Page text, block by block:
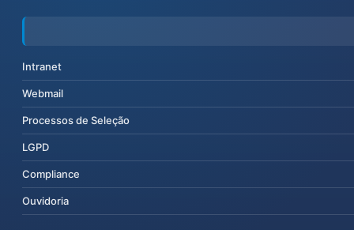
Intranet
Webmail
Processos de Seleção
LGPD
Compliance
Ouvidoria